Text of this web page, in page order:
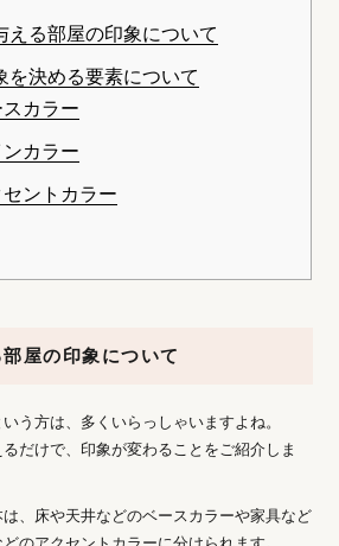
える部屋の印象について
を決める要素について
カラー
ンカラー
ントカラー
屋の印象について
う方は、多くいらっしゃいますよね。
だけで、印象が変わることをご紹介しま
、床や天井などのベースカラーや家具など